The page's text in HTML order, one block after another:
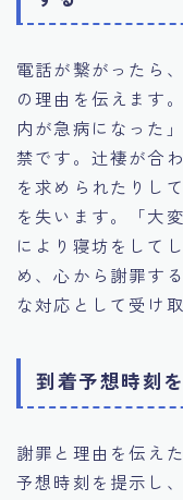
電話が繋がったら
の理由を伝えます
内が急病になった
禁です。辻褄が合
を求められたりし
を失います。「大
により寝坊をして
め、心から謝罪す
な対応として受け
到着予想時刻
謝罪と理由を伝え
予想時刻を提示し